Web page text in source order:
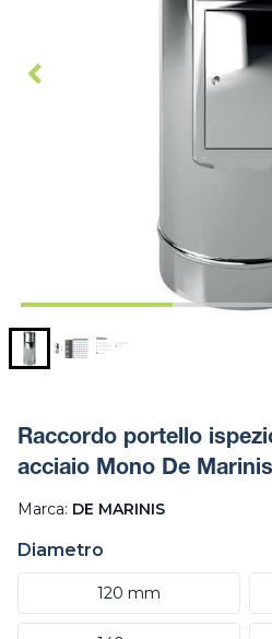
Raccordo portello
acciaio Mono De Marinis
Marca: DE MARINIS
Diametro
120 mm